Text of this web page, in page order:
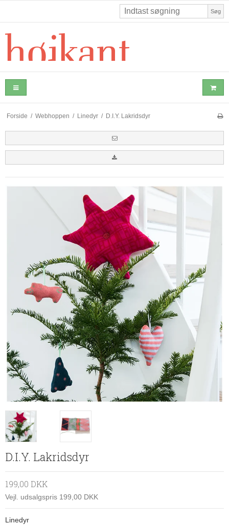
Søg
Forside / Webhoppen / Linedyr / D.I.Y. Lakridsdyr
D.I.Y. Lakridsdyr
199,00 DKK
Vejl. udsalgspris 199,00 DKK
Linedyr